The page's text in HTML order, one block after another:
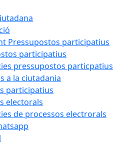
Pressupostos participatius
participatius
pressupostos particpatius
a la ciutadania
participatius
electorals
de processos electrorals